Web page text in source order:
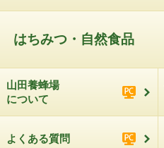
はちみつ・自然食品
山田養蜂場
について
よくある質問